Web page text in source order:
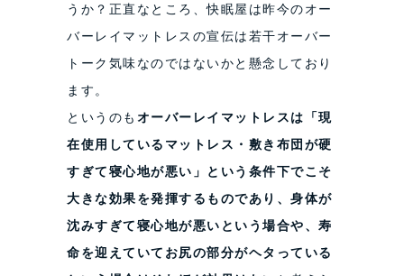
うか？正直なところ、快眠屋は昨今のオー
バーレイマットレスの宣伝は若干オーバー
トーク気味なのではないかと懸念しており
ます。
というのも オーバーレイマットレスは「現
在使用しているマットレス・敷き布団が硬
すぎて寝心地が悪い」という条件下でこそ
大きな効果を発揮するものであり、身体が
沈みすぎて寝心地が悪いという場合や、寿
命を迎えていてお尻の部分がヘタっている